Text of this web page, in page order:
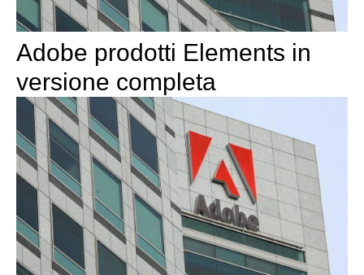
Adobe prodotti Elements in
versione completa